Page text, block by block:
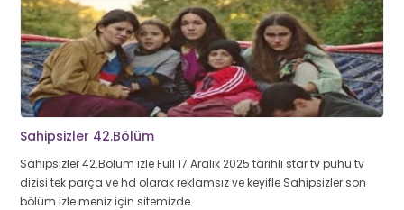
Sahipsizler 42.Bölüm
Sahipsizler 42.Bölüm izle Full 17 Aralık 2025 tarihli star tv puhu tv
dizisi tek parça ve hd olarak reklamsız ve keyifle Sahipsizler son
bölüm izle meniz için sitemizde.